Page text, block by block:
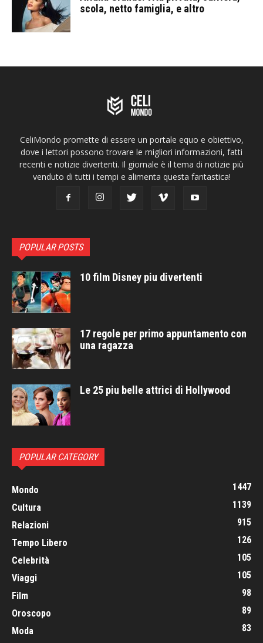
scola, netto famiglia, e altro
CeliMondo promette di essere un portale equo e obiettivo,
dove i lettori possono trovare le migliori informazioni, fatti
recenti e notizie divertenti. Il giornale è il tema di notizie più
venduto di tutti i tempi e alimenta questa fantastica!
POPULAR POSTS
10 film Disney piu divertenti
17 regole per primo appuntamento con
una ragazza
Le 25 piu belle attrici di Hollywood
POPULAR CATEGORY
Mondo
1447
Cultura
1139
Relazioni
915
Tempo Libero
126
Celebrità
105
Viaggi
105
Film
98
Oroscopo
89
Moda
83